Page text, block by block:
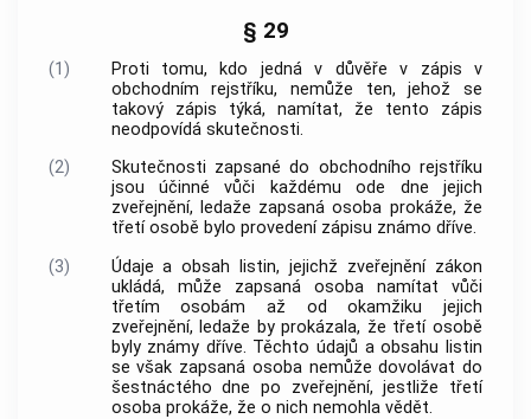
§ 29
(1)
Proti tomu, kdo jedná v důvěře v zápis v
obchodním rejstříku, nemůže ten, jehož se
takový zápis týká, namítat, že tento zápis
neodpovídá skutečnosti.
(2)
Skutečnosti zapsané do obchodního rejstříku
jsou účinné vůči každému ode dne jejich
zveřejnění, ledaže zapsaná osoba prokáže, že
třetí osobě bylo provedení zápisu známo dříve.
(3)
Údaje a obsah listin, jejichž zveřejnění zákon
ukládá, může zapsaná osoba namítat vůči
třetím osobám až od okamžiku jejich
zveřejnění, ledaže by prokázala, že třetí osobě
byly známy dříve. Těchto údajů a obsahu listin
se však zapsaná osoba nemůže dovolávat do
šestnáctého dne po zveřejnění, jestliže třetí
osoba prokáže, že o nich nemohla vědět.